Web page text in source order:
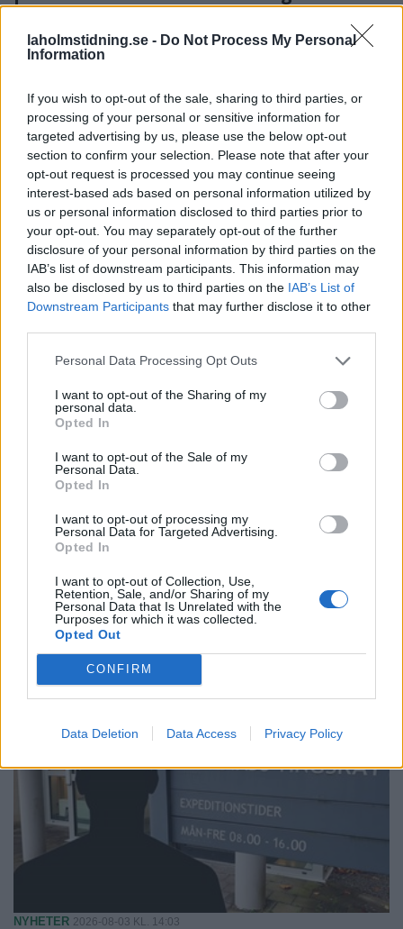
laholmstidning.se - Do Not Process My Personal
Information
If you wish to opt-out of the sale, sharing to third parties, or
processing of your personal or sensitive information for
targeted advertising by us, please use the below opt-out
section to confirm your selection. Please note that after your
opt-out request is processed you may continue seeing
interest-based ads based on personal information utilized by
us or personal information disclosed to third parties prior to
your opt-out. You may separately opt-out of the further
disclosure of your personal information by third parties on the
IAB’s list of downstream participants. This information may
also be disclosed by us to third parties on the IAB’s List of
Downstream Participants that may further disclose it to other
Personal Data Processing Opt Outs
I want to opt-out of the Sharing of my
personal data.
Opted In
I want to opt-out of the Sale of my
Personal Data.
Opted In
I want to opt-out of processing my
Personal Data for Targeted Advertising.
Opted In
I want to opt-out of Collection, Use,
Retention, Sale, and/or Sharing of my
Personal Data that Is Unrelated with the
Purposes for which it was collected.
Opted Out
CONFIRM
Data Deletion Data Access Privacy Policy
lyckas”
Storbranden kunde ha fått
betydligt värre följder.
Randevik:
NYHETER 2026-08-04 KL. 16:53
Polishelikopter
jagade
skogsflyende
dieseltjuv
på miljonbygge • Fick bilen
dränkt i målarfärg
SAMHÄLLE 2026-08-04 KL. 06:00
Klimatsmäll för
halländska
fritidshusägare
Extremväder har gett
mångmiljonkostnader.
NYHETER 2026-08-03 KL. 14:03